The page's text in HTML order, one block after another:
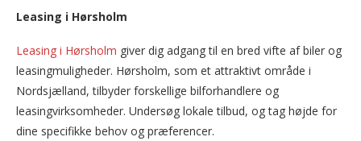
Leasing i Hørsholm
Leasing i Hørsholm giver dig adgang til en bred vifte af biler og
leasingmuligheder. Hørsholm, som et attraktivt område i
Nordsjælland, tilbyder forskellige bilforhandlere og
leasingvirksomheder. Undersøg lokale tilbud, og tag højde for
dine specifikke behov og præferencer.